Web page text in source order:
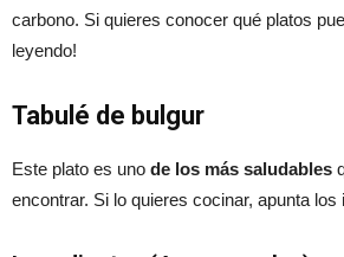
carbono. Si quieres conocer qué platos
leyendo!
Tabulé de bulgur
Este plato es uno de los más saludables
encontrar. Si lo quieres cocinar, apunta los